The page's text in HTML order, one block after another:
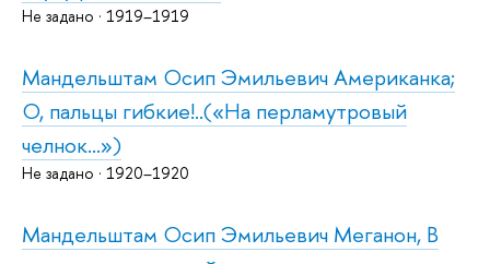
Не задано · 1919–1919
Мандельштам Осип Эмильевич Американка;
О, пальцы гибкие!..(«На перламутровый
челнок...»)
Не задано · 1920–1920
Мандельштам Осип Эмильевич Меганон, В